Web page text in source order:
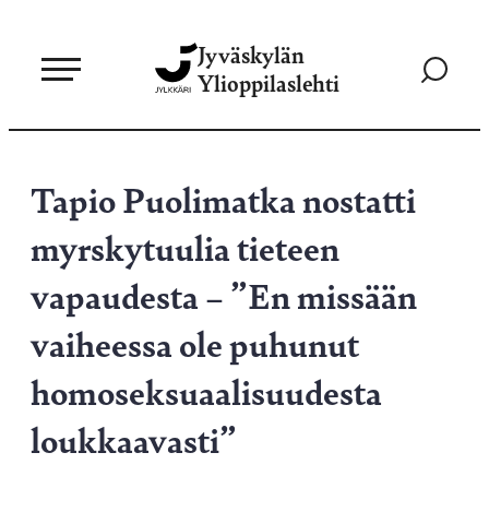
sisältöön
Jyväskylän
Ylioppilaslehti
Siirry
Tapio Puolimatka nostatti
myrskytuulia tieteen
vapaudesta – ”En missään
vaiheessa ole puhunut
homoseksuaalisuudesta
loukkaavasti”